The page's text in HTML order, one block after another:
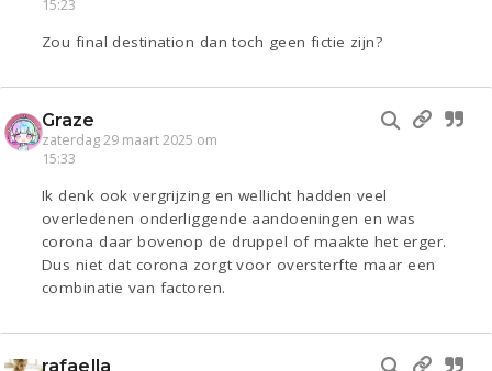
15:23
Zou final destination dan toch geen fictie zijn?
Graze
zaterdag 29 maart 2025 om
15:33
Ik denk ook vergrijzing en wellicht hadden veel
overledenen onderliggende aandoeningen en was
corona daar bovenop de druppel of maakte het erger.
Dus niet dat corona zorgt voor oversterfte maar een
combinatie van factoren.
rafaella